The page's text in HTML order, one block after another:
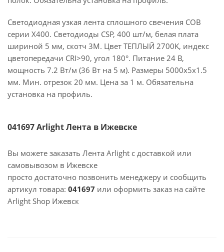
Светодиодная узкая лента сплошного свечения COB
серии X400. Светодиоды CSP, 400 шт/м, белая плата
шириной 5 мм, скотч 3M. Цвет ТЕПЛЫЙ 2700K, индекс
цветопередачи CRI>90, угол 180°. Питание 24 В,
мощность 7.2 Вт/м (36 Вт на 5 м). Размеры 5000х5х1.5
мм. Мин. отрезок 20 мм. Цена за 1 м. Обязательна
установка на профиль.
041697 Arlight Лента в Ижевске
Вы можете заказать Лента Arlight с доставкой или
самовывозом в Ижевске
просто достаточно позвонить менеджеру и сообщить
артикул товара: 041697 или оформить заказ на сайте
Arlight Shop Ижевск